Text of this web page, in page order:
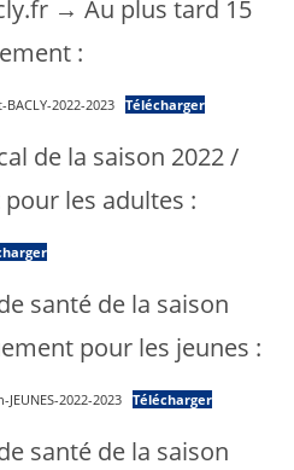
→ Au plus tard 15
:
2022-2023 Télécharger
de la saison 2022 /
les adultes :
santé de la saison
pour les jeunes :
2022-2023 Télécharger
santé de la saison